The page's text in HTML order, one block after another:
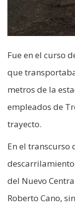
Fue en el curso
que
metros de la
empleados de
trayecto.
En el transcurso
del Nuevo
Roberto Cano,